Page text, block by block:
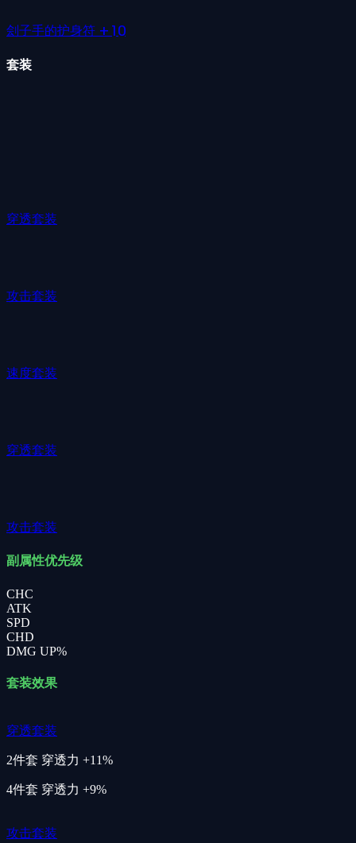
刽子手的护身符 +10
套装
穿透套装
攻击套装
速度套装
穿透套装
攻击套装
副属性优先级
CHC
ATK
SPD
CHD
DMG UP%
套装效果
穿透套装
2件套 穿透力 +11%
4件套 穿透力 +9%
攻击套装